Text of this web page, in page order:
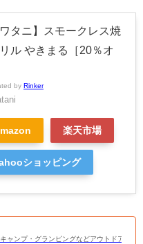
ワタニ】スモークレス焼
ル やきまる［20％オ
by Rinker
楽天市場
ショッピング
ャンプ・グランピングなどアウトドアの総